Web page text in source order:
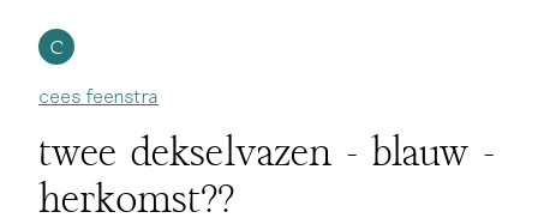
Herkennen
Bekijken
Verdiepen
C
cees feenstra
twee dekselvazen - blauw -
herkomst??